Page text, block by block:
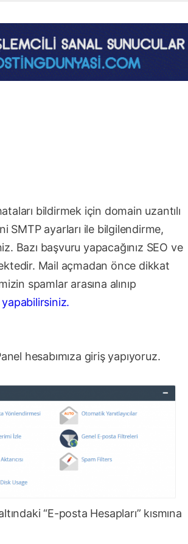
bildirmek için domain uzantılı
SMTP ayarları ile bilgilendirme,
Bazı başvuru yapacağınız SEO ve
Mail açmadan önce dikkat
spamlar arasına alınıp
hesabımıza giriş yapıyoruz.
“E-posta Hesapları” kısmına